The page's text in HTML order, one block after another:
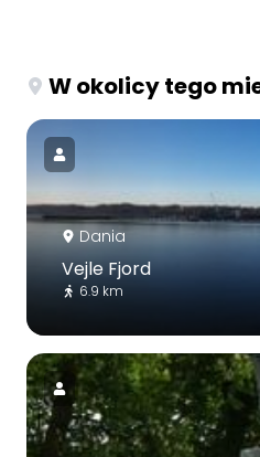
W okolicy tego
Dania
Vejle Fjord
6.9 km